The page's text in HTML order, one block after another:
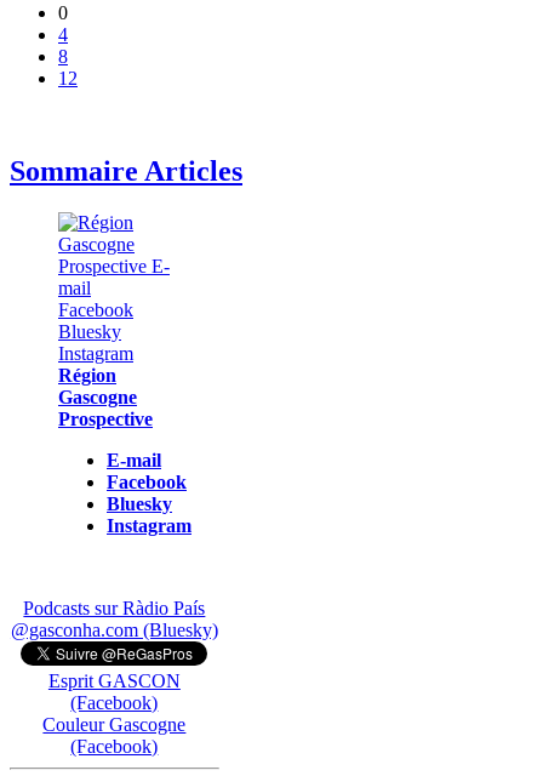
0
4
8
12
Sommaire Articles
Région
Gascogne
Prospective
E-mail
Facebook
Bluesky
Instagram
Podcasts sur Ràdio País
@gasconha.com (Bluesky)
Esprit GASCON
(Facebook)
Couleur Gascogne
(Facebook)